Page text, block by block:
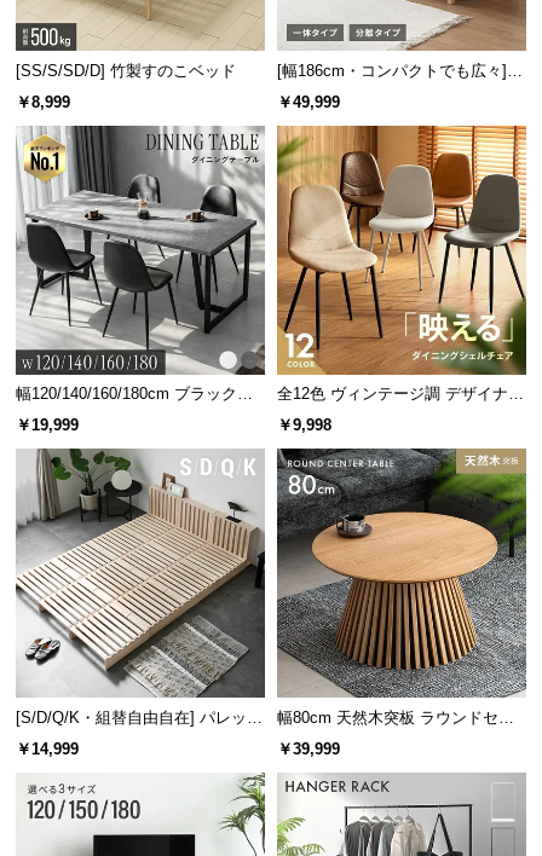
[SS/S/SD/D] 竹製すのこベッド
￥8,999
[幅186cm・コンパクトでも広々] 3
人掛けソファベッド リクライニン
￥49,999
幅120/140/160/180cm ブラックフ
レーム ダイニング 大理石調 4人掛
￥19,999
全12色 ヴィンテージ調 デザイナー
ズシェルチェア
￥9,998
[S/D/Q/K・組替自由自在] パレット
ベッド 8/12/16枚セット
￥14,999
幅80cm 天然木突板 ラウンドセン
ターテーブル 美しい格子デザイン
￥39,999